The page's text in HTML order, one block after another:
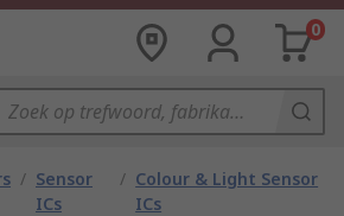
0
/ Sensor
ICs
/ Colour & Light Sensor
ICs